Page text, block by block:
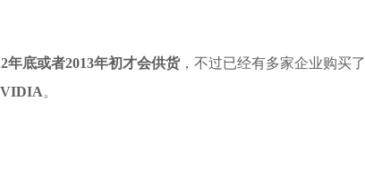
年底或者2013年初才会供货，不过已经有多家企业购买
。